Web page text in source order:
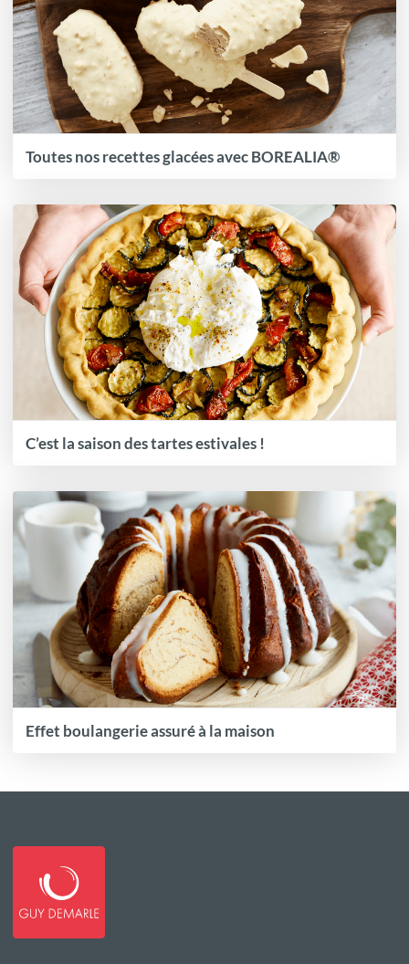
Toutes nos recettes glacées avec BOREALIA®
C’est la saison des tartes estivales !
Effet boulangerie assuré à la maison